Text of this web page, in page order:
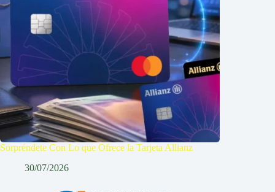
Sorpréndete Con Lo que Ofrece la Tarjeta Allianz
30/07/2026